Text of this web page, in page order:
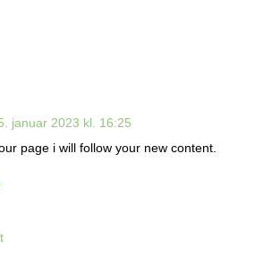
januar 2023 kl. 16:25
page i will follow your new content.